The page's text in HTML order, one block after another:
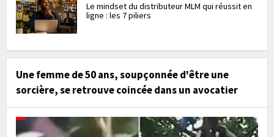
Le mindset du distributeur MLM qui réussit en
ligne : les 7 piliers
Une femme de 50 ans, soupçonnée d'être une
sorcière, se retrouve coincée dans un avocatier